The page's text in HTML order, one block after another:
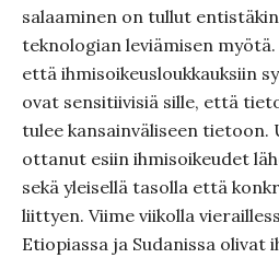
salaaminen on tullut
teknologian leviämisen
että ihmisoikeusloukkauksiin
ovat sensitiivisiä sille, että
tulee kansainväliseen
ottanut esiin ihmisoikeudet
sekä yleisellä tasolla että
liittyen. Viime viikolla
Etiopiassa ja Sudanissa olivat